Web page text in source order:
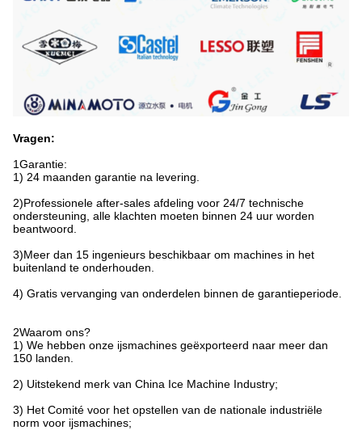
Vragen:
1Garantie:
1) 24 maanden garantie na levering.
2)Professionele after-sales afdeling voor 24/7 technische
ondersteuning, alle klachten moeten binnen 24 uur worden
beantwoord.
3)Meer dan 15 ingenieurs beschikbaar om machines in het
buitenland te onderhouden.
4) Gratis vervanging van onderdelen binnen de garantieperiode.
2Waarom ons?
1) We hebben onze ijsmachines geëxporteerd naar meer dan
150 landen.
2) Uitstekend merk van China Ice Machine Industry;
3) Het Comité voor het opstellen van de nationale industriële
norm voor ijsmachines;